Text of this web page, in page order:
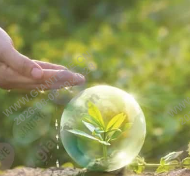
WWW.GIANTEYE.CN
2026-08-08 09:45:28